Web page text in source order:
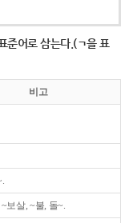
준어로 삼는다.(ㄱ을 표
비고
보살, ~불, 돌~.